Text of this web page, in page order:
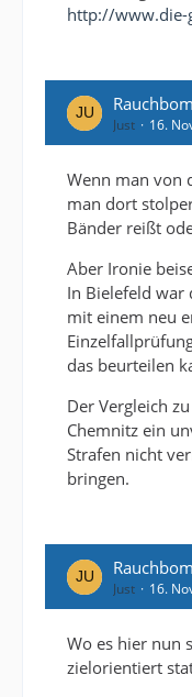
http://www.die-
Just 16.
Wenn man von
man dort
Bänder reißt
Aber Ironie
In Bielefeld war
mit einem neu
das beurteilen
Der Vergleich
Chemnitz ein
Strafen nicht
bringen.
Just 16.
Wo es hier nun
zielorientiert